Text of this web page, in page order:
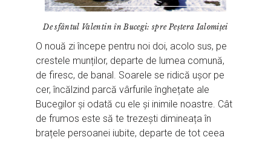
De sfântul Valentin în Bucegi: spre Peștera Ialomiței
O nouă zi începe pentru noi doi, acolo sus, pe
crestele munților, departe de lumea comună,
de firesc, de banal. Soarele se ridică ușor pe
cer, încălzind parcă vârfurile înghețate ale
Bucegilor și odată cu ele și inimile noastre. Cât
de frumos este să te trezești dimineața în
brațele persoanei iubite, departe de tot ceea